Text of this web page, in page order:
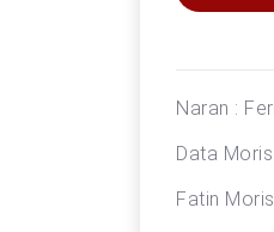
Naran :
Data
Fatin